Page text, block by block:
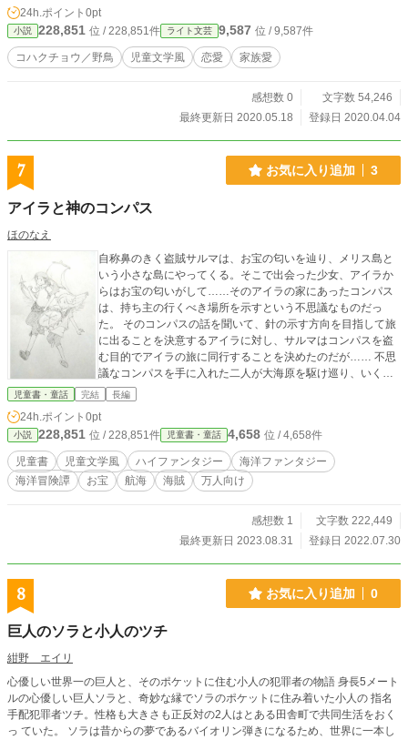
24h.ポイント 0pt
小説 228,851 位 / 228,851件 ライト文芸 9,587 位 / 9,587件
コハクチョウ／野鳥 児童文学風 恋愛 家族愛
感想数 0
文字数 54,246
最終更新日 2020.05.18
登録日 2020.04.04
7 お気に入り追加 3
アイラと神のコンパス
ほのなえ
自称鼻のきく盗賊サルマは、お宝の匂いを辿り、メリス島と
いう小さな島にやってくる。そこで出会った少女、アイラか
らはお宝の匂いがして……そのアイラの家にあったコンパス
は、持ち主の行くべき場所を示すという不思議なものだっ
た。 そのコンパスの話を聞いて、針の示す方向を目指して旅
に出ることを決意するアイラに対し、サルマはコンパスを盗
む目的でアイラの旅に同行することを決めたのだが…… 不思
議なコンパスを手に入れた二人が大海原を駆け巡り、いくつ
もの島を訪れ様々な人々に出会い、 やがて世界に差し迫る危
た！挿絵は順次入れていきます（現在第13話まで挿絵あり）
※この作品は「カクヨム」「小説家になろう」にも掲載して
います（カクヨムは完結済、番外編もあり） カクヨム：htt
ps://kakuyomu.jp/works/1177354054881172569 ※完結
済、番外編あり、挿絵なし 小説家になろう：https://ncode.
児童書・童話 完結 長編
24h.ポイント 0pt
小説 228,851 位 / 228,851件 児童書・童話 4,658 位 / 4,658件
児童書 児童文学風 ハイファンタジー
海洋ファンタジー
海洋冒険譚
お宝 航海 海賊 万人向け
感想数 1
文字数 222,449
最終更新日 2023.08.31
登録日 2022.07.30
8 お気に入り追加 0
巨人のソラと小人のツチ
紺野 エイリ
心優しい世界一の巨人と、そのポケットに住む小人の犯罪者の物語 身長5メート
ルの心優しい巨人ソラと、奇妙な縁でソラのポケットに住み着いた小人の 指名
手配犯罪者ツチ。性格も大きさも正反対の2人はとある田舎町で共同生活をおく
っ ていた。 ソラは昔からの夢であるバイオリン弾きになるため、世界に一本し